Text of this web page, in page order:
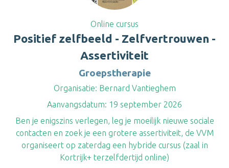
Online cursus
Positief zelfbeeld - Zelfvertrouwen -
Assertiviteit
Groepstherapie
Organisatie: Bernard Vantieghem
Aanvangsdatum: 19 september 2026
Ben je enigszins verlegen, leg je moeilijk nieuwe sociale
contacten en zoek je een grotere assertiviteit, de VVM
organiseert op zaterdag een hybride cursus (zaal in
Kortrijk+ terzelfdertijd online)